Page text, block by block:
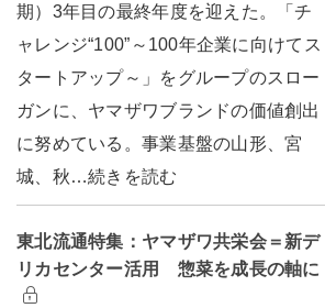
期）3年目の最終年度を迎えた。「チ
ャレンジ“100”～100年企業に向けてス
タートアップ～」をグループのスロー
ガンに、ヤマザワブランドの価値創出
に努めている。事業基盤の山形、宮
城、秋…続きを読む
東北流通特集：ヤマザワ共栄会＝新デ
リカセンター活用 惣菜を成長の軸に